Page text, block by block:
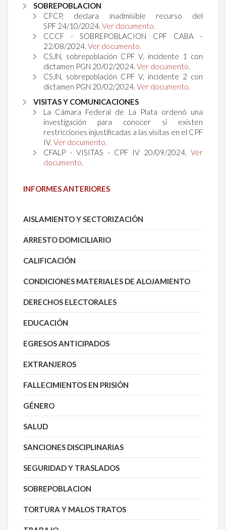
SOBREPOBLACION
CFCP, declara inadmisible recurso del
SPF 24/10/2024. Ver documento.
CCCF - SOBREPOBLACION CPF CABA -
22/08/2024. Ver documento.
CSJN, sobrepoblación CPF V, incidente 1 con
dictamen PGN 20/02/2024. Ver documento.
CSJN, sobrepoblación CPF V, incidente 2 con
dictamen PGN 20/02/2024. Ver documento.
VISITAS Y COMUNICACIONES
La Cámara Federal de La Plata ordenó una
investigación para conocer si existen
restricciones injustificadas a las visitas en el CPF
IV. Ver documento.
CFALP - VISITAS - CPF IV 20/09/2024. Ver
documento.
INFORMES ANTERIORES
AISLAMIENTO Y SECTORIZACIÓN
ARRESTO DOMICILIARIO
CALIFICACIÓN
CONDICIONES MATERIALES DE ALOJAMIENTO
DERECHOS ELECTORALES
EDUCACIÓN
EGRESOS ANTICIPADOS
EXTRANJEROS
FALLECIMIENTOS EN PRISIÓN
GÉNERO
SALUD
SANCIONES DISCIPLINARIAS
SEGURIDAD Y TRASLADOS
SOBREPOBLACION
TORTURA Y MALOS TRATOS